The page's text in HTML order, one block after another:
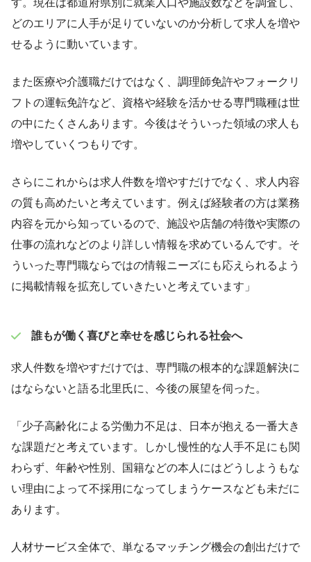
す。現在は都道府県別に就業人口や施設数などを調査し、
どのエリアに人手が足りていないのか分析して求人を増や
せるように動いています。
また医療や介護職だけではなく、調理師免許やフォークリ
フトの運転免許など、資格や経験を活かせる専門職種は世
の中にたくさんあります。今後はそういった領域の求人も
増やしていくつもりです。
さらにこれからは求人件数を増やすだけでなく、求人内容
の質も高めたいと考えています。例えば経験者の方は業務
内容を元から知っているので、施設や店舗の特徴や実際の
仕事の流れなどのより詳しい情報を求めているんです。そ
ういった専門職ならではの情報ニーズにも応えられるよう
に掲載情報を拡充していきたいと考えています」
誰もが働く喜びと幸せを感じられる社会へ
求人件数を増やすだけでは、専門職の根本的な課題解決に
はならないと語る北里氏に、今後の展望を伺った。
「少子高齢化による労働力不足は、日本が抱える一番大き
な課題だと考えています。しかし慢性的な人手不足にも関
わらず、年齢や性別、国籍などの本人にはどうしようもな
い理由によって不採用になってしまうケースなども未だに
あります。
人材サービス全体で、単なるマッチング機会の創出だけで